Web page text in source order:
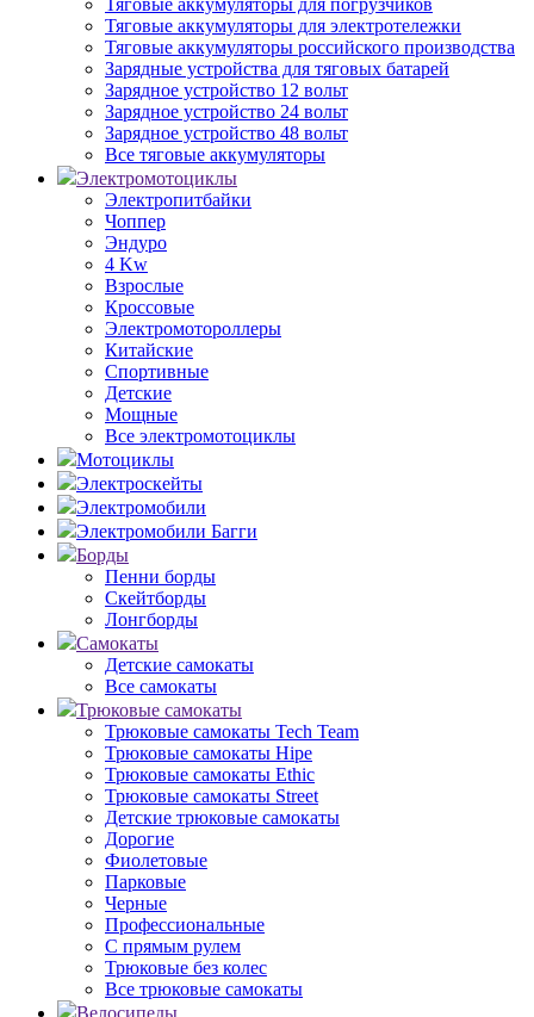
Тяговые аккумуляторы для погрузчиков
Тяговые аккумуляторы для электротележки
Тяговые аккумуляторы российского производства
Зарядные устройства для тяговых батарей
Зарядное устройство 12 вольт
Зарядное устройство 24 вольт
Зарядное устройство 48 вольт
Все тяговые аккумуляторы
Электромотоциклы
Электропитбайки
Чоппер
Эндуро
4 Kw
Взрослые
Кроссовые
Электромотороллеры
Китайские
Спортивные
Детские
Мощные
Все электромотоциклы
Мотоциклы
Электроскейты
Электромобили
Электромобили Багги
Борды
Пенни борды
Скейтборды
Лонгборды
Самокаты
Детские самокаты
Все самокаты
Трюковые самокаты
Трюковые самокаты Tech Team
Трюковые самокаты Hipe
Трюковые самокаты Ethic
Трюковые самокаты Street
Детские трюковые самокаты
Дорогие
Фиолетовые
Парковые
Черные
Профессиональные
С прямым рулем
Трюковые без колес
Все трюковые самокаты
Велосипеды